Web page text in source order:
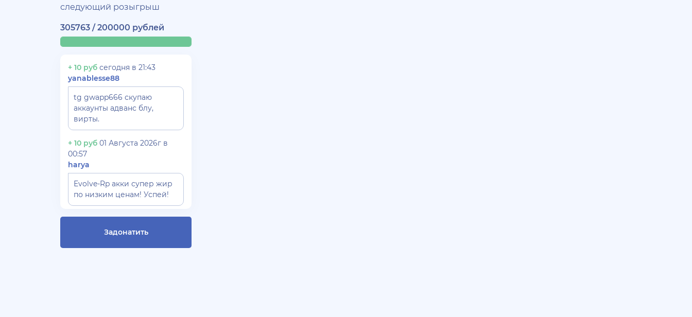
следующий розыгрыш
305763 / 200000 рублей
+ 10 руб сегодня в 21:43
yanablesse88
tg gwapp666 скупаю
аккаунты адванс блу,
вирты.
+ 10 руб 01 Августа 2026г в
00:57
harya
Evolve-Rp акки супер жир
по низким ценам! Успей!
+ 10 руб 30 Июля 2026г в 17:26
СКУПАЮ АККАУНТЫ БЛЕК
Задонатить